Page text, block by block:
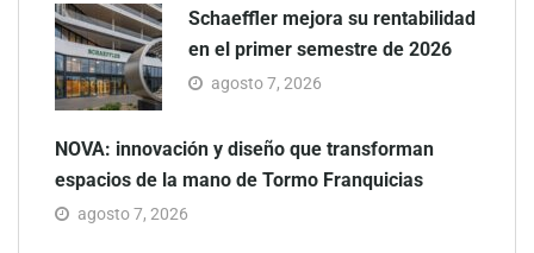
Schaeffler mejora su rentabilidad
en el primer semestre de 2026
agosto 7, 2026
NOVA: innovación y diseño que transforman
espacios de la mano de Tormo Franquicias
agosto 7, 2026